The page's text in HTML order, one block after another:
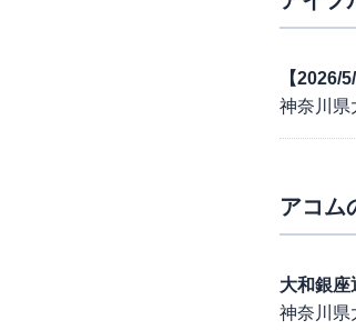
【2026/
神奈川
アコム
大和銀座
神奈川県